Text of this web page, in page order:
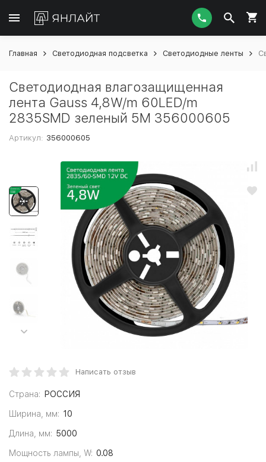
Главная Светодиодная подсветка Светодиодные ленты
Светодиодная влагозащищенная
лента Gauss 4,8W/m 60LED/m
2835SMD зеленый 5M 356000605
Артикул: 356000605
Написать отзыв
Страна: РОССИЯ
Ширина, мм: 10
Длина, мм: 5000
Мощность лампы, W: 0.08